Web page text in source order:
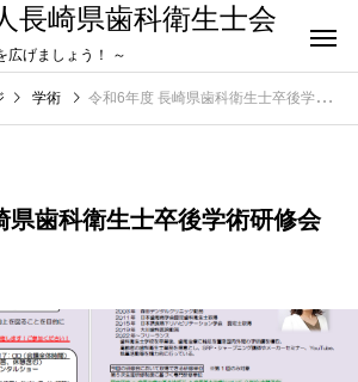
長崎県歯科衛生士会
広げましょう！ ～
学術 令和6年度 長崎県歯科衛生士卒後学術研修会のご案内
県歯科衛生士卒後学術研修会